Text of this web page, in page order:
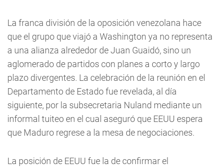
La franca división de la oposición venezolana hace
que el grupo que viajó a Washington ya no representa
a una alianza alrededor de Juan Guaidó, sino un
aglomerado de partidos con planes a corto y largo
plazo divergentes. La celebración de la reunión en el
Departamento de Estado fue revelada, al día
siguiente, por la subsecretaria Nuland mediante un
informal tuiteo en el cual aseguró que EEUU espera
que Maduro regrese a la mesa de negociaciones.
La posición de EEUU fue la de confirmar el